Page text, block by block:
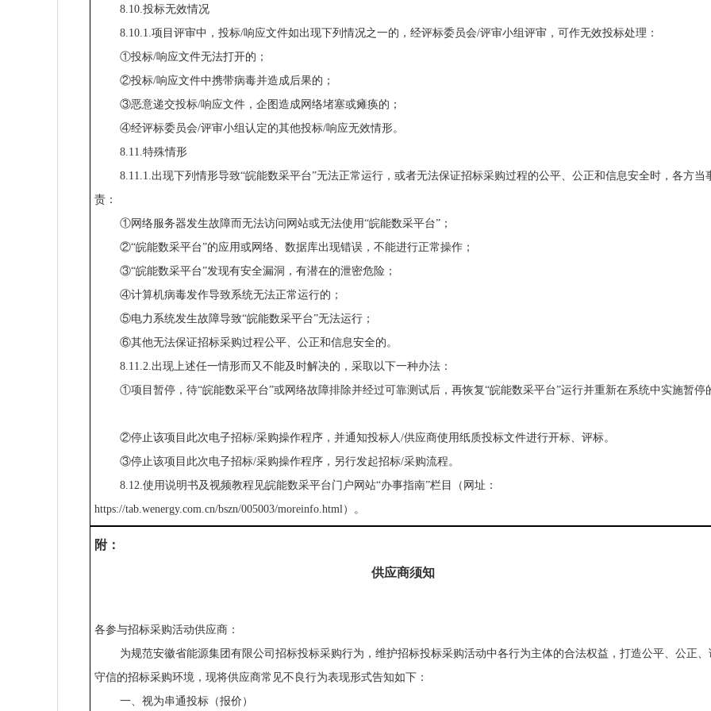
8.10.投标无效情况
8.10.1.项目评审中，投标/响应文件如出现下列情况之一的，经评标委员会/评审小组评审，可作无效投标处理：
①投标/响应文件无法打开的；
②投标/响应文件中携带病毒并造成后果的；
③恶意递交投标/响应文件，企图造成网络堵塞或瘫痪的；
④经评标委员会/评审小组认定的其他投标/响应无效情形。
8.11.特殊情形
8.11.1.出现下列情形导致“皖能数采平台”无法正常运行，或者无法保证招标采购过程的公平、公正和信息安全时，各方当
责：
①网络服务器发生故障而无法访问网站或无法使用“皖能数采平台”；
②“皖能数采平台”的应用或网络、数据库出现错误，不能进行正常操作；
③“皖能数采平台”发现有安全漏洞，有潜在的泄密危险；
④计算机病毒发作导致系统无法正常运行的；
⑤电力系统发生故障导致“皖能数采平台”无法运行；
⑥其他无法保证招标采购过程公平、公正和信息安全的。
8.11.2.出现上述任一情形而又不能及时解决的，采取以下一种办法：
①项目暂停，待“皖能数采平台”或网络故障排除并经过可靠测试后，再恢复“皖能数采平台”运行并重新在系统中实施暂停
②停止该项目此次电子招标/采购操作程序，并通知投标人/供应商使用纸质投标文件进行开标、评标。
③停止该项目此次电子招标/采购操作程序，另行发起招标/采购流程。
8.12.使用说明书及视频教程见皖能数采平台门户网站“办事指南”栏目（网址：
https://tab.wenergy.com.cn/bszn/005003/moreinfo.html）。
附：
供应商须知
各参与招标采购活动供应商：
为规范安徽省能源集团有限公司招标投标采购行为，维护招标投标采购活动中各行为主体的合法权益，打造公平、公正
守信的招标采购环境，现将供应商常见不良行为表现形式告知如下：
一、视为串通投标（报价）